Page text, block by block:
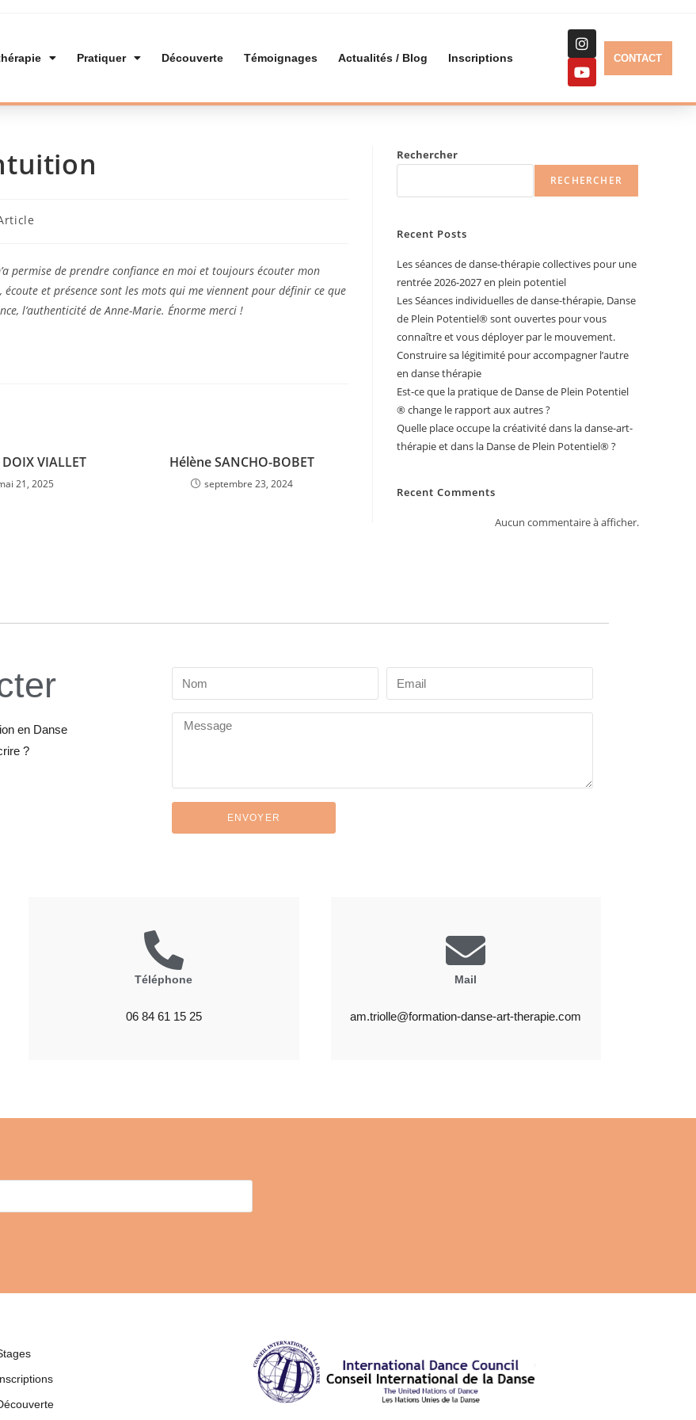
Pratiquer Découverte Témoignages Actualités / Blog Inscriptions CONTACT
permise de prendre confiance en moi et toujours écouter mon
et présence sont les mots qui me viennent pour définir ce que
l’authenticité de Anne-Marie. Énorme merci !
VIALLET
21, 2025
Hélène SANCHO-BOBET
septembre 23, 2024
Rechercher
RECHERCHER
Recent Posts
Les séances de danse-thérapie collectives pour une
rentrée 2026-2027 en plein potentiel
Les Séances individuelles de danse-thérapie, Danse
de Plein Potentiel®️ sont ouvertes pour vous
connaître et vous déployer par le mouvement.
Construire sa légitimité pour accompagner l’autre
en danse thérapie
Est-ce que la pratique de Danse de Plein Potentiel
® change le rapport aux autres ?
Quelle place occupe la créativité dans la danse-art-
thérapie et dans la Danse de Plein Potentiel® ?
Recent Comments
Aucun commentaire à afficher.
en Danse
?
ENVOYER
Téléphone
06 84 61 15 25
Mail
am.triolle@formation-danse-art-therapie.com